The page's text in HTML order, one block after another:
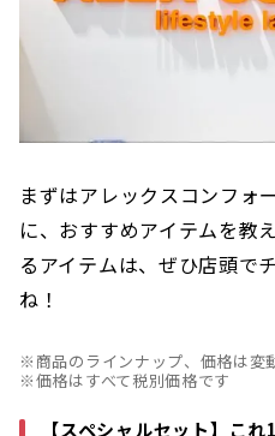
まずはアレックスコンフォ
に、おすすめアイテムを教
るアイテムは、ぜひ店頭で
ね！
※商品のラインナップ、価格は変
※価格はすべて税別価格です
【スペシャルセット】こ